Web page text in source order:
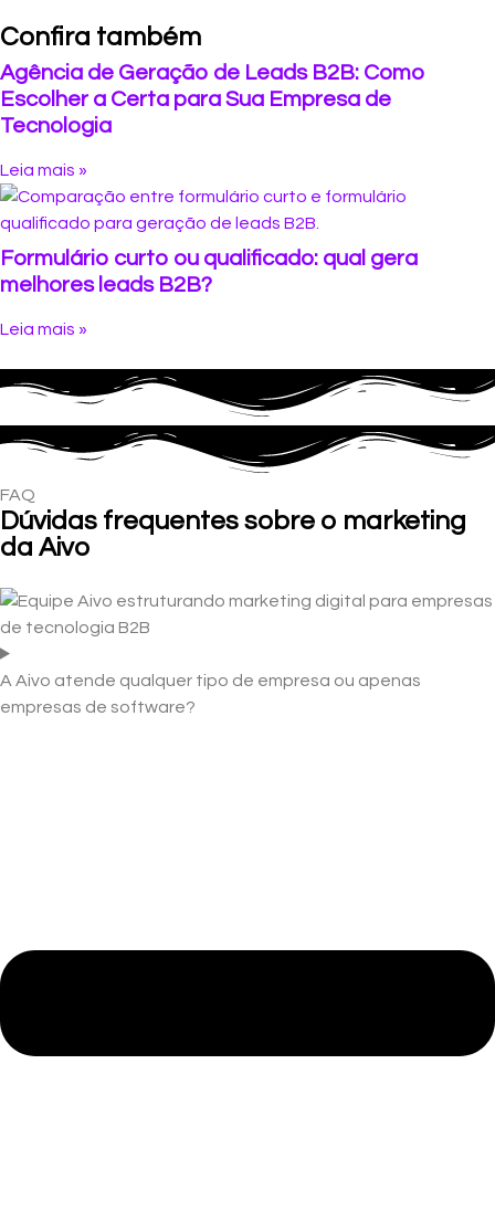
Confira também
Agência de Geração de Leads B2B: Como
Escolher a Certa para Sua Empresa de
Tecnologia
Leia mais »
Formulário curto ou qualificado: qual gera
melhores leads B2B?
Leia mais »
FAQ
Dúvidas frequentes sobre o marketing
da Aivo
A Aivo atende qualquer tipo de empresa ou apenas
empresas de software?